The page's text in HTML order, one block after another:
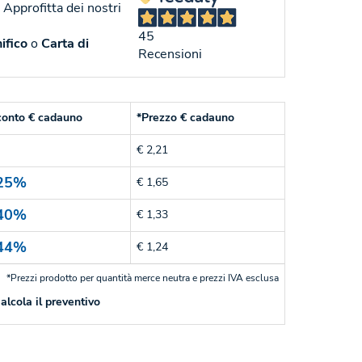
Approfitta dei nostri
oCarta di
45
Recensioni
€ cadauno *Prezzo € cadauno
€ 2,21
€ 1,65
€ 1,33
€ 1,24
*Prezzi prodotto per quantità merce neutra e prezzi IVA esclusa
il preventivo